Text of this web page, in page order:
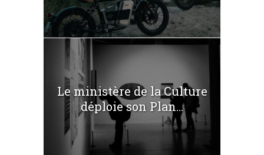
Le ministère de la Culture
déploie son Plan...